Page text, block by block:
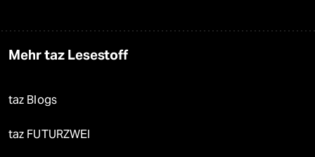
Mehr taz Lesestoff
taz Blogs
taz FUTURZWEI